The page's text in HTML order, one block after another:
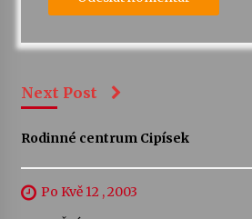
Next Post
Rodinné centrum Cipísek
Po Kvě 12 , 2003